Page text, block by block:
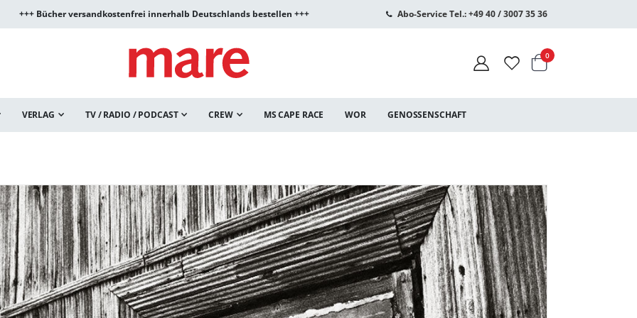
+++ Bücher versandkostenfrei innerhalb Deutschlands bestellen +++ Abo-Service Tel.: +49 40 / 3007 35 36
Warenkorb
0Artikel
VERLAG TV / RADIO / PODCAST CREW MS CAPE RACE WOR GENOSSENSCHAFT